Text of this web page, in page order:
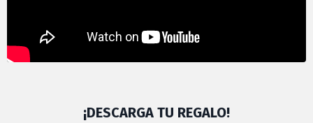
¡DESCARGA TU REGALO!